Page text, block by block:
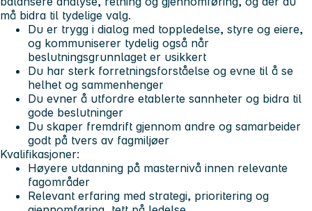
må bidra til tydelige valg.
Du er trygg i dialog med toppledelse, styre og eiere,
og kommuniserer tydelig også når
beslutningsgrunnlaget er usikkert
Du har sterk forretningsforståelse og evne til å se
helhet og sammenhenger
Du evner å utfordre etablerte sannheter og bidra til
gode beslutninger
Du skaper fremdrift gjennom andre og samarbeider
godt på tvers av fagmiljøer
Kvalifikasjoner:
Høyere utdanning på masternivå innen relevante
fagområder
Relevant erfaring med strategi, prioritering og